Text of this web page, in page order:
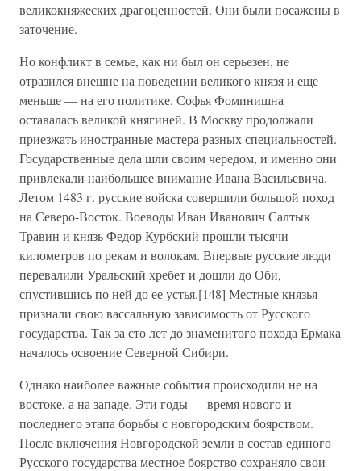
великокняжеских драгоценностей. Они были посажены в
заточение.
Но конфликт в семье, как ни был он серьезен, не
отразился внешне на поведении великого князя и еще
меньше — на его политике. Софья Фоминишна
оставалась великой княгиней. В Москву продолжали
приезжать иностранные мастера разных специальностей.
Государственные дела шли своим чередом, и именно они
привлекали наибольшее внимание Ивана Васильевича.
Летом 1483 г. русские войска совершили большой поход
на Северо-Восток. Воеводы Иван Иванович Салтык
Травин и князь Федор Курбский прошли тысячи
километров по рекам и волокам. Впервые русские люди
перевалили Уральский хребет и дошли до Оби,
спустившись по ней до ее устья.[148] Местные князья
признали свою вассальную зависимость от Русского
государства. Так за сто лет до знаменитого похода Ермака
началось освоение Северной Сибири.
Однако наиболее важные события происходили не на
востоке, а на западе. Эти годы — время нового и
последнего этапа борьбы с новгородским боярством.
После включения Новгородской земли в состав единого
Русского государства местное боярство сохраняло свои